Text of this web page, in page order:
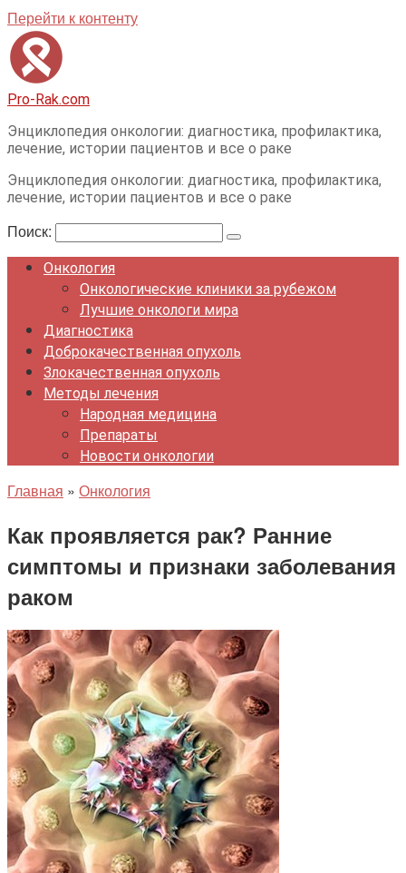
Перейти к контенту
Pro-Rak.com
Энциклопедия онкологии: диагностика, профилактика,
лечение, истории пациентов и все о раке
Энциклопедия онкологии: диагностика, профилактика,
лечение, истории пациентов и все о раке
Поиск:
Онкология
Онкологические клиники за рубежом
Лучшие онкологи мира
Диагностика
Доброкачественная опухоль
Злокачественная опухоль
Методы лечения
Народная медицина
Препараты
Новости онкологии
Главная » Онкология
Как проявляется рак? Ранние
симптомы и признаки заболевания
раком